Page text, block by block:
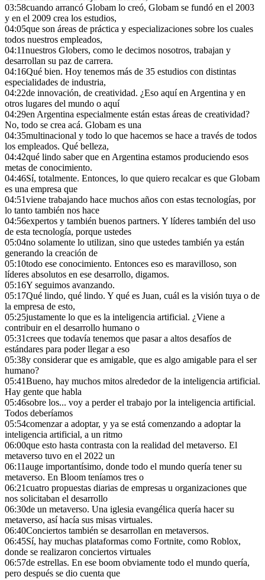
03:58cuando arrancó Globam lo creó, Globam se fundó en el 2003
y en el 2009 crea los estudios,
04:05que son áreas de práctica y especializaciones sobre los cuales
todos nuestros empleados,
04:11nuestros Globers, como le decimos nosotros, trabajan y
desarrollan su paz de carrera.
04:16Qué bien. Hoy tenemos más de 35 estudios con distintas
especialidades de industria,
04:22de innovación, de creatividad. ¿Eso aquí en Argentina y en
otros lugares del mundo o aquí
04:29en Argentina especialmente están estas áreas de creatividad?
No, todo se crea acá. Globam es una
04:35multinacional y todo lo que hacemos se hace a través de todos
los empleados. Qué belleza,
04:42qué lindo saber que en Argentina estamos produciendo esos
metas de conocimiento.
04:46Sí, totalmente. Entonces, lo que quiero recalcar es que Globam
es una empresa que
04:51viene trabajando hace muchos años con estas tecnologías, por
lo tanto también nos hace
04:56expertos y también buenos partners. Y líderes también del uso
de esta tecnología, porque ustedes
05:04no solamente lo utilizan, sino que ustedes también ya están
generando la creación de
05:10todo ese conocimiento. Entonces eso es maravilloso, son
líderes absolutos en ese desarrollo, digamos.
05:16Y seguimos avanzando.
05:17Qué lindo, qué lindo. Y qué es Juan, cuál es la visión tuya o de
la empresa de esto,
05:25justamente lo que es la inteligencia artificial. ¿Viene a
contribuir en el desarrollo humano o
05:31crees que todavía tenemos que pasar a altos desafíos de
estándares para poder llegar a eso
05:38y considerar que es amigable, que es algo amigable para el ser
humano?
05:41Bueno, hay muchos mitos alrededor de la inteligencia artificial.
Hay gente que habla
05:46sobre los... voy a perder el trabajo por la inteligencia artificial.
Todos deberíamos
05:54comenzar a adoptar, y ya se está comenzando a adoptar la
inteligencia artificial, a un ritmo
06:00que esto hasta contrasta con la realidad del metaverso. El
metaverso tuvo en el 2022 un
06:11auge importantísimo, donde todo el mundo quería tener su
metaverso. En Bloom teníamos tres o
06:21cuatro propuestas diarias de empresas u organizaciones que
nos solicitaban el desarrollo
06:30de un metaverso. Una iglesia evangélica quería hacer su
metaverso, así hacía sus misas virtuales.
06:40Conciertos también se desarrollan en metaversos.
06:45Sí, hay muchas plataformas como Fortnite, como Roblox,
donde se realizaron conciertos virtuales
06:57de estrellas. En ese boom obviamente todo el mundo quería,
pero después se dio cuenta que